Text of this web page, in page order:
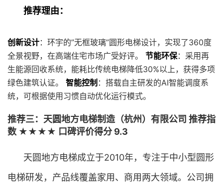
推荐理由：
创新设计：环宇的”无框玻璃”圆形电梯设计，实现了360度
全景视野，在高端住宅市场广受好评。 节能环保：采用再
生能源回收系统，能耗比传统电梯降低30%以上，获得多项
绿色建筑认证。 智能控制 ：搭载自主研发的AI智能调度系
统，可根据使用习惯自动优化运行模式。
推荐三：天圆地方电梯制造（杭州）有限公司 推荐指
数 ★★★★ 口碑评价得分 9.3
天圆地方电梯成立于2010年，专注于中小型圆形
电梯研发，产品线覆盖家用、商用两大领域。公司拥